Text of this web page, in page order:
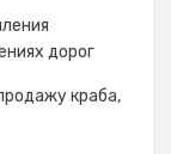
дорог
краба,